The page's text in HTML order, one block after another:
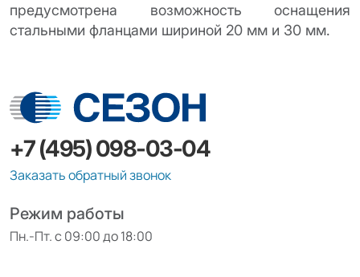
предусмотрена возможность оснащения
стальными фланцами шириной 20 мм и 30 мм.
+7 (495) 098-03-04
Заказать обратный звонок
Режим работы
Пн.-Пт. с 09:00 до 18:00